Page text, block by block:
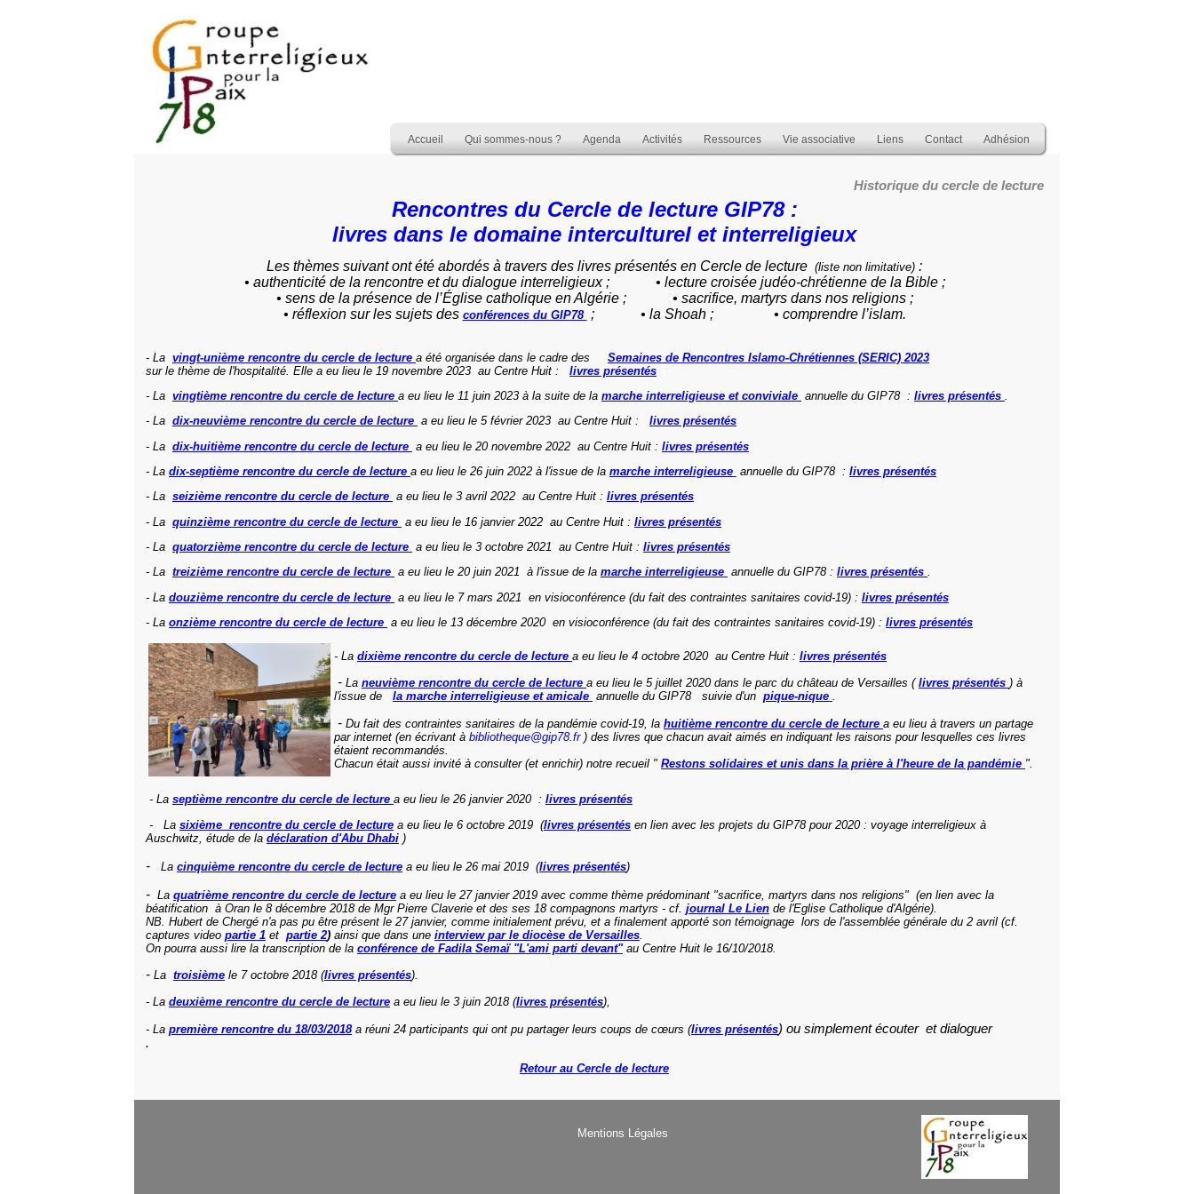
Rencontres du Cercle de lecture GIP78 :
livres dans le domaine interculturel et interreligieux
Les thèmes suivant ont été abordés à travers des livres présentés en Cercle de lecture (liste non limitative) :
• authenticité de la rencontre et du dialogue interreligieux ; • lecture croisée judéo-chrétienne de la Bible ;
• sens de la présence de l’Église catholique en Algérie ; • sacrifice, martyrs dans nos religions ;
• réflexion sur les sujets des conférences du GIP78 ; • la Shoah ; • comprendre l’islam.
- La vingt-unième rencontre du cercle de lecture a été organisée dans le cadre des Semaines de Rencontres Islamo-Chrétiennes (SERIC) 2023
sur le thème de l'hospitalité. Elle a eu lieu le 19 novembre 2023 au Centre Huit : livres présentés
- La vingtième rencontre du cercle de lecture a eu lieu le 11 juin 2023 à la suite de la marche interreligieuse et conviviale annuelle du GIP78 : livres présentés
- La dix-neuvième rencontre du cercle de lecture a eu lieu le 5 février 2023 au Centre Huit : livres présentés
- La dix-huitième rencontre du cercle de lecture a eu lieu le 20 novembre 2022 au Centre Huit : livres présentés
- La dix-septième rencontre du cercle de lecture a eu lieu le 26 juin 2022 à l'issue de la marche interreligieuse annuelle du GIP78 : livres présentés
- La seizième rencontre du cercle de lecture a eu lieu le 3 avril 2022 au Centre Huit : livres présentés
- La quinzième rencontre du cercle de lecture a eu lieu le 16 janvier 2022 au Centre Huit : livres présentés
- La quatorzième rencontre du cercle de lecture a eu lieu le 3 octobre 2021 au Centre Huit : livres présentés
- La treizième rencontre du cercle de lecture a eu lieu le 20 juin 2021 à l'issue de la marche interreligieuse annuelle du GIP78 : livres présentés .
- La douzième rencontre du cercle de lecture a eu lieu le 7 mars 2021 en visioconférence (du fait des contraintes sanitaires covid-19) : livres présentés
- La onzième rencontre du cercle de lecture a eu lieu le 13 décembre 2020 en visioconférence (du fait des contraintes sanitaires covid-19) : livres présentés
- La dixième rencontre du cercle de lecture a eu lieu le 4 octobre 2020 au Centre Huit : livres présentés
- La neuvième rencontre du cercle de lecture a eu lieu le 5 juillet 2020 dans le parc du château de Versailles (livres présentés ) à
l'issue de la marche interreligieuse et amicale annuelle du GIP78 suivie d'un pique-nique
- Du fait des contraintes sanitaires de la pandémie covid-19, la huitième rencontre du cercle de lecture a eu lieu à travers un partage
par internet (en écrivant à bibliotheque@gip78.fr ) des livres que chacun avait aimés en indiquant les raisons pour lesquelles ces livres
étaient recommandés.
Chacun était aussi invité à consulter (et enrichir) notre recueil " Restons solidaires et unis dans la prière à l'heure de la pandémie ".
- La septième rencontre du cercle de lecture a eu lieu le 26 janvier 2020 : livres présentés
- La sixième rencontre du cercle de lecture a eu lieu le 6 octobre 2019 (livres présentés en lien avec les projets du GIP78 pour 2020 : voyage interreligieux à
Auschwitz, étude de la déclaration d'Abu Dhabi )
- La cinquième rencontre du cercle de lecture a eu lieu le 26 mai 2019 (livres présentés)
- La quatrième rencontre du cercle de lecture a eu lieu le 27 janvier 2019 avec comme thème prédominant "sacrifice, martyrs dans nos religions" (en lien avec la
béatification à Oran le 8 décembre 2018 de Mgr Pierre Claverie et des ses 18 compagnons martyrs - cf. journal Le Lien de l'Eglise Catholique d'Algérie).
NB. Hubert de Chergé n'a pas pu être présent le 27 janvier, comme initialement prévu, et a finalement apporté son témoignage lors de l'assemblée générale du 2 avril (cf.
captures video partie 1 et partie 2) ainsi que dans une interview par le diocèse de Versailles
On pourra aussi lire la transcription de la conférence de Fadila Semaï "L'ami parti devant"au Centre Huit le 16/10/2018.
- La troisième le 7 octobre 2018 (livres présentés).
- La deuxième rencontre du cercle de lecture a eu lieu le 3 juin 2018 (livres présentés),
- La première rencontre du 18/03/2018a réuni 24 participants qui ont pu partager leurs coups de cœurs (livres présentés) ou simplement écouter et dialoguer
.
Retour au Cercle de lecture
Historique du cercle de lecture
Accueil Qui sommes-nous ? Agenda Activités Ressources Vie associative Liens Contact Adhésion
Mentions Légales